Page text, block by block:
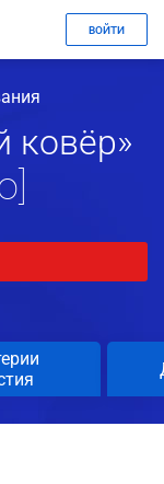
ВОЙТИ
ковёр»